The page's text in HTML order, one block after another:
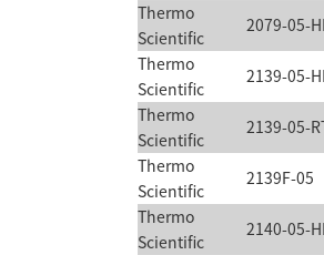
Thermo
Scientific
2079-05-
Thermo
Scientific
2139-05-
Thermo
Scientific
2139-05-
Thermo
Scientific
2139F-05
Thermo
Scientific
2140-05-